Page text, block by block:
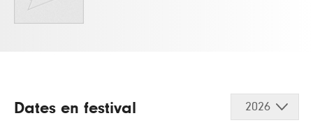
Dates en festival 2026